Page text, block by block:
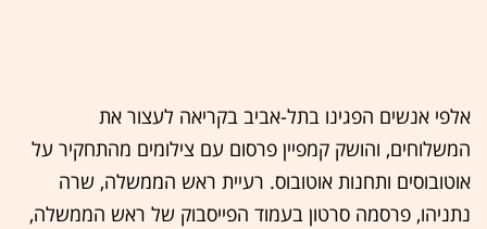
אלפי אנשים הפגינו בתל-אביב בקריאה לעצור את
המשלוחים, והושק קמפיין פרסום עם צילומים מהתחקיר על
אוטובוסים ותחנות אוטובוס. רעיית ראש הממשלה, שרה
נתניהו, פרסמה סרטון בעמוד הפייסבוק של ראש הממשלה,